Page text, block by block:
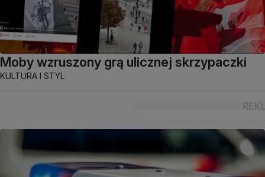
Moby wzruszony grą ulicznej skrzypaczki
KULTURA I STYL